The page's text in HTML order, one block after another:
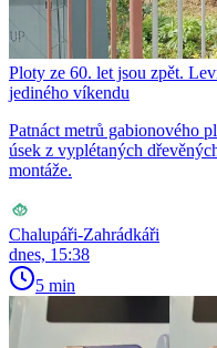
Ploty ze 60. let jsou zpět.
jediného víkendu
Patnáct metrů gabionového
úsek z vyplétaných
montáže.
Chalupáři-Zahrádkáři
dnes, 15:38
5 min